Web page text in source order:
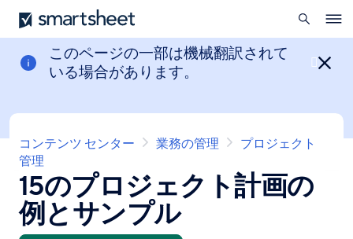
メ
イ
コ
ン
に
移
動
Smartsheet
開
く
このページの一部は機械翻訳されて
いる場合があります。

パ
ン
く
ず
コンテンツ センター 業務の管理
プロジェクト
管理
15のプロジェクト計画の
例とサンプル